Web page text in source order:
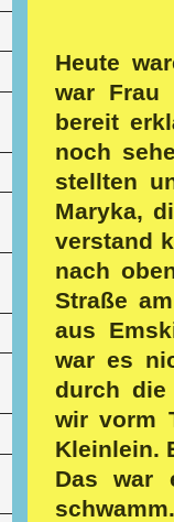
Heute
war Frau
bereit
noch
stellten
Maryka,
verstand
nach
Straße
aus
war es
durch die
wir vorm
Kleinlein.
Das war